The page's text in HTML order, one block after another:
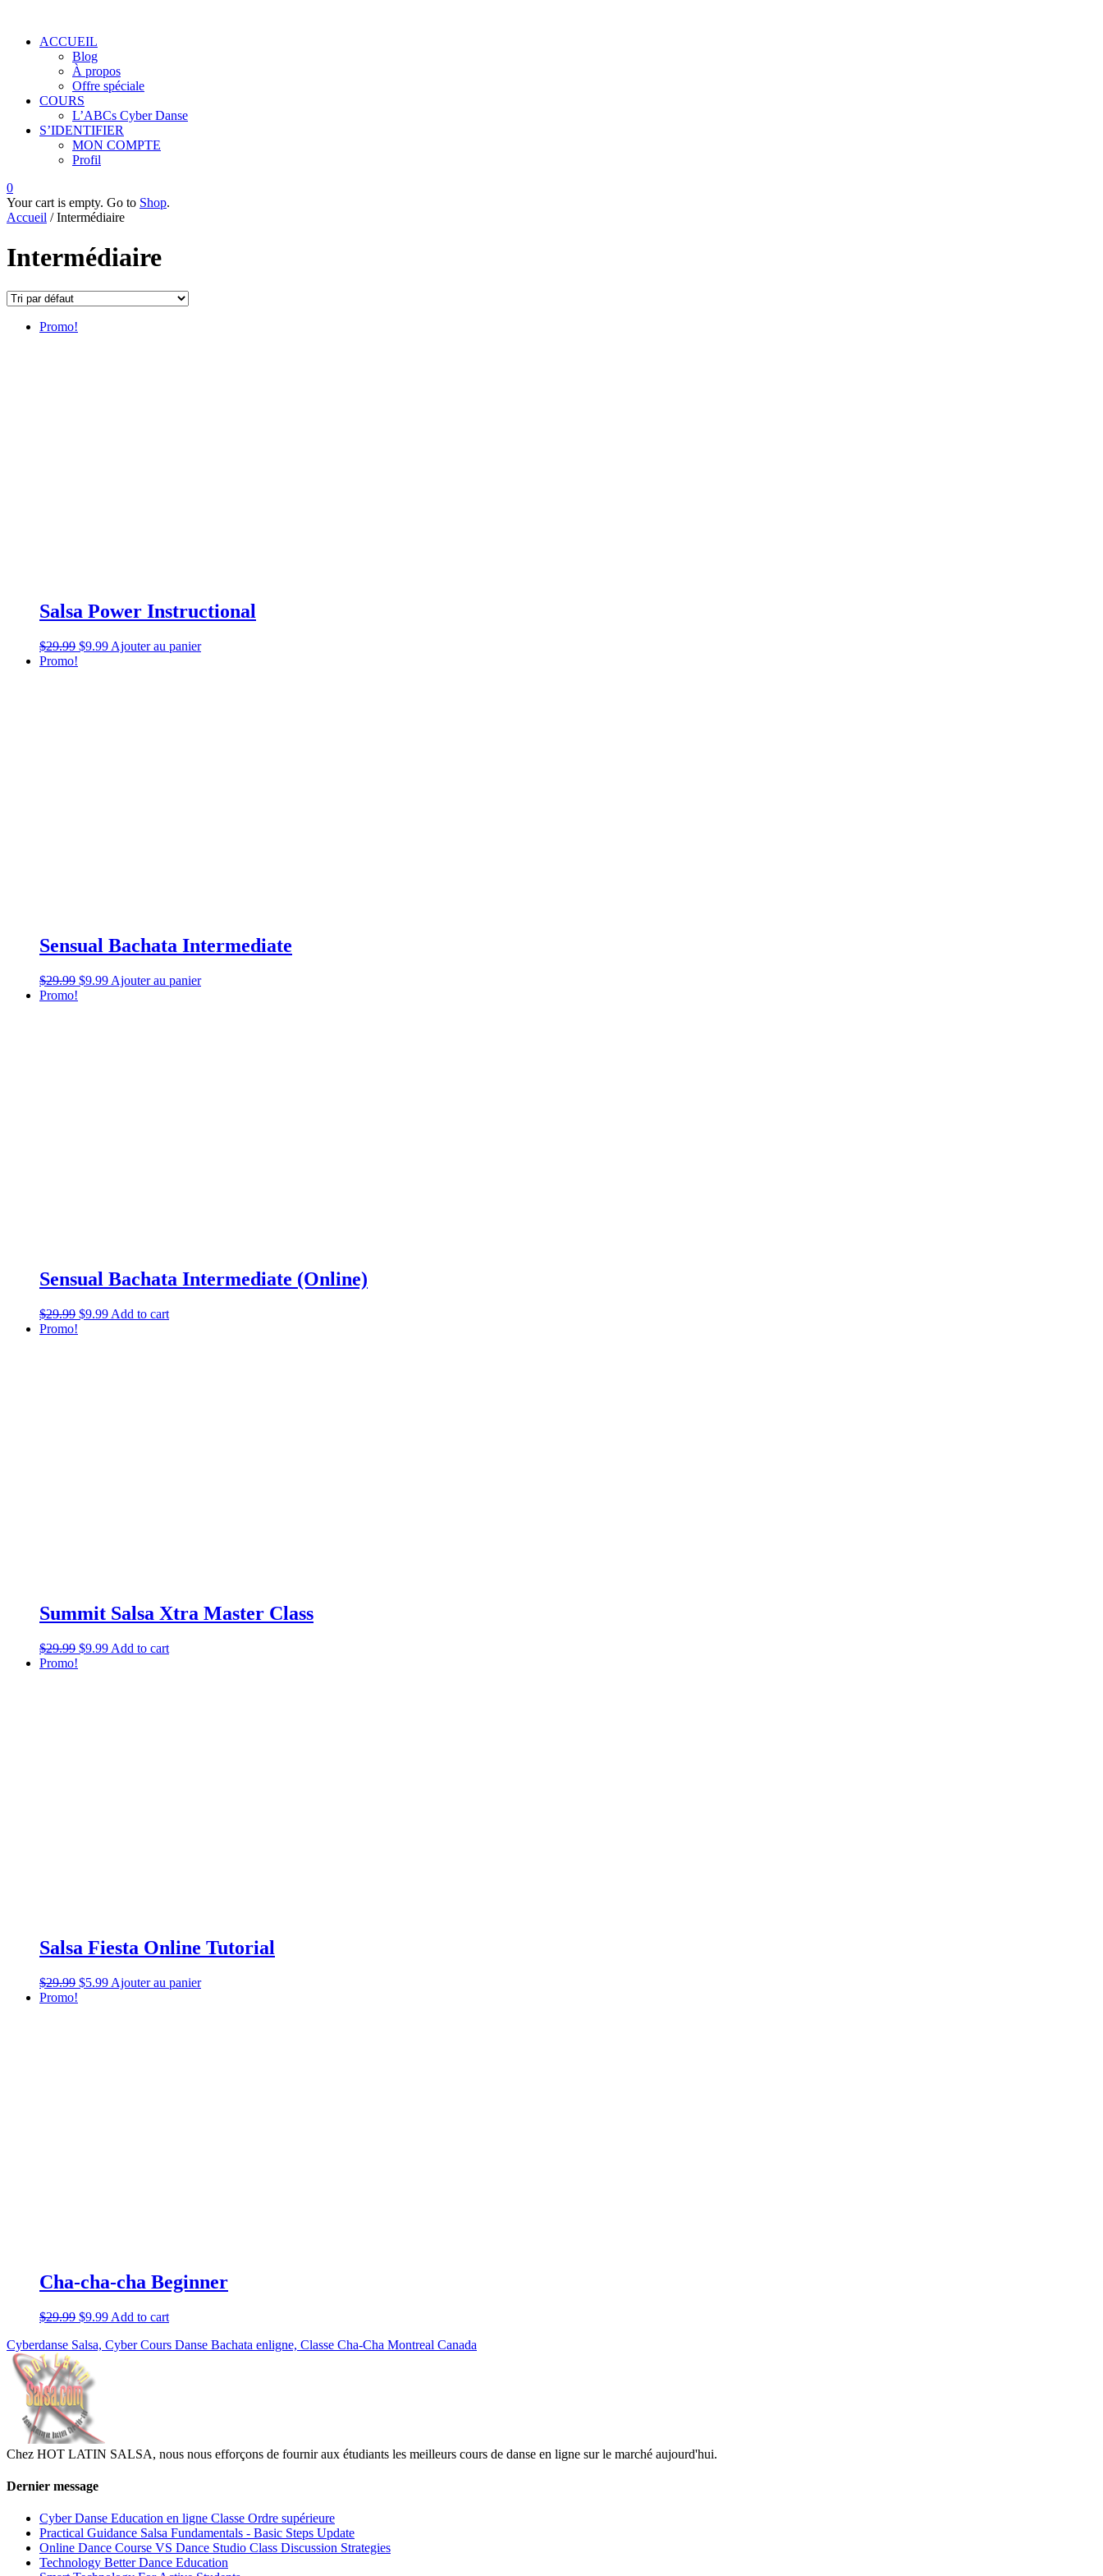
ACCUEIL
Blog
À propos
Offre spéciale
COURS
L’ABCs Cyber Danse
S’IDENTIFIER
MON COMPTE
Profil
0
Your cart is empty. Go to Shop.
Accueil / Intermédiaire
Intermédiaire
Promo!
Salsa Power Instructional
$29.99 $9.99 Ajouter au panier
Promo!
Sensual Bachata Intermediate
$29.99 $9.99 Ajouter au panier
Promo!
Sensual Bachata Intermediate (Online)
$29.99 $9.99 Add to cart
Promo!
Summit Salsa Xtra Master Class
$29.99 $9.99 Add to cart
Promo!
Salsa Fiesta Online Tutorial
$29.99 $5.99 Ajouter au panier
Promo!
Cha-cha-cha Beginner
$29.99 $9.99 Add to cart
Cyberdanse Salsa, Cyber Cours Danse Bachata enligne, Classe Cha-Cha Montreal Canada
Chez HOT LATIN SALSA, nous nous efforçons de fournir aux étudiants les meilleurs cours de danse en ligne sur le marché aujourd'hui.
Dernier message
Cyber Danse Education en ligne Classe Ordre supérieure
Practical Guidance Salsa Fundamentals - Basic Steps Update
Online Dance Course VS Dance Studio Class Discussion Strategies
Technology Better Dance Education